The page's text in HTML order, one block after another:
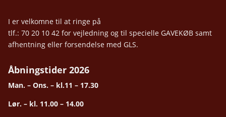
I er velkomne til at ringe på
tlf.: 70 20 10 42 for vejledning og til specielle GAVEKØB samt
afhentning eller forsendelse med GLS.
Åbningstider 2026
Man. – Ons. – kl.11 – 17.30
Lør. – kl. 11.00 – 14.00